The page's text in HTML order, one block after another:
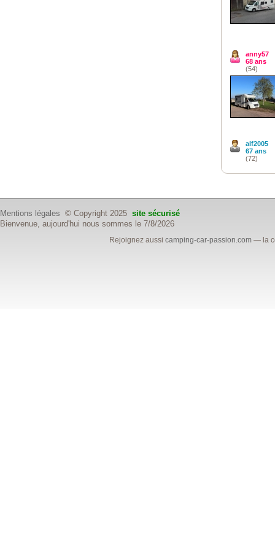
anny57
68 ans
(54)
alf2005
67 ans
(72)
Mentions légales © Copyright 2025 site sécurisé
Bienvenue, aujourd'hui nous sommes le 7/8/2026
Rejoignez aussicamping-car-passion.com — la